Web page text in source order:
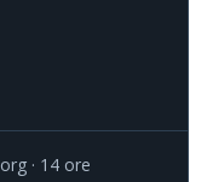
14 ore